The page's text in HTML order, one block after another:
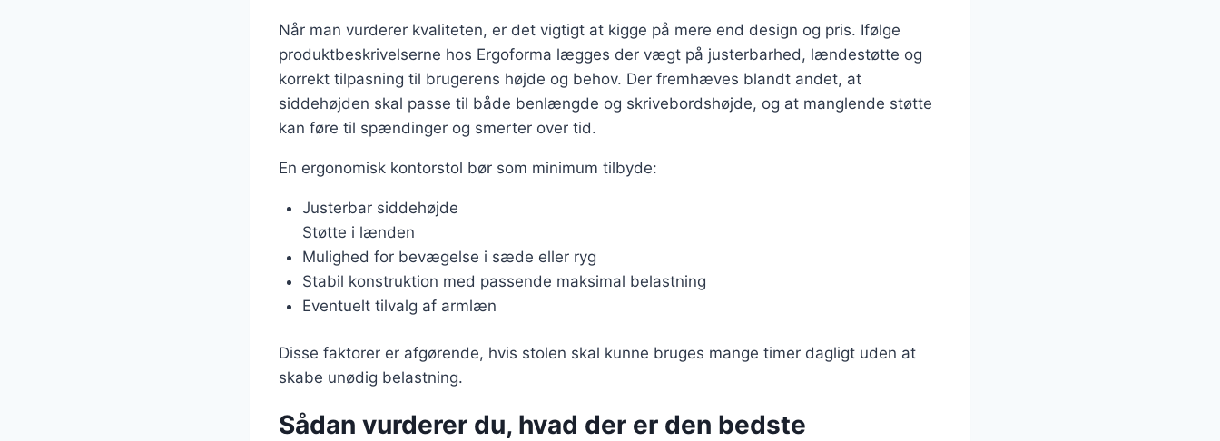
Når man vurderer kvaliteten, er det vigtigt at kigge på mere end design og pris. Ifølge
produktbeskrivelserne hos Ergoforma lægges der vægt på justerbarhed, lændestøtte og
korrekt tilpasning til brugerens højde og behov. Der fremhæves blandt andet, at
siddehøjden skal passe til både benlængde og skrivebordshøjde, og at manglende støtte
kan føre til spændinger og smerter over tid.
En ergonomisk kontorstol bør som minimum tilbyde:
Justerbar siddehøjde
Støtte i lænden
Mulighed for bevægelse i sæde eller ryg
Stabil konstruktion med passende maksimal belastning
Eventuelt tilvalg af armlæn
Disse faktorer er afgørende, hvis stolen skal kunne bruges mange timer dagligt uden at
skabe unødig belastning.
Sådan vurderer du, hvad der er den bedste